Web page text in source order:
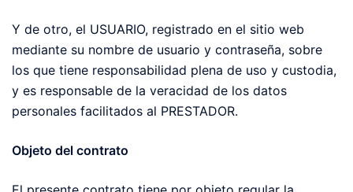
Y de otro, el USUARIO, registrado en el sitio web
mediante su nombre de usuario y contraseña, sobre
los que tiene responsabilidad plena de uso y custodia,
y es responsable de la veracidad de los datos
personales facilitados al PRESTADOR.
Objeto del contrato